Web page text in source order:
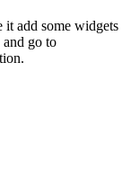
it add some widgets
and go to